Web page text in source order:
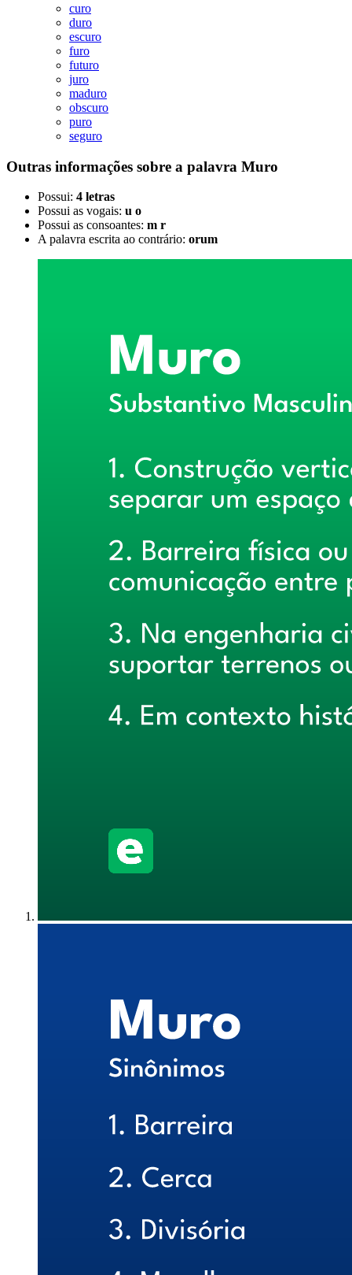
curo
duro
escuro
furo
futuro
juro
maduro
obscuro
puro
seguro
Outras informações sobre a palavra Muro
Possui: 4 letras
Possui as vogais: u o
Possui as consoantes: m r
A palavra escrita ao contrário: orum